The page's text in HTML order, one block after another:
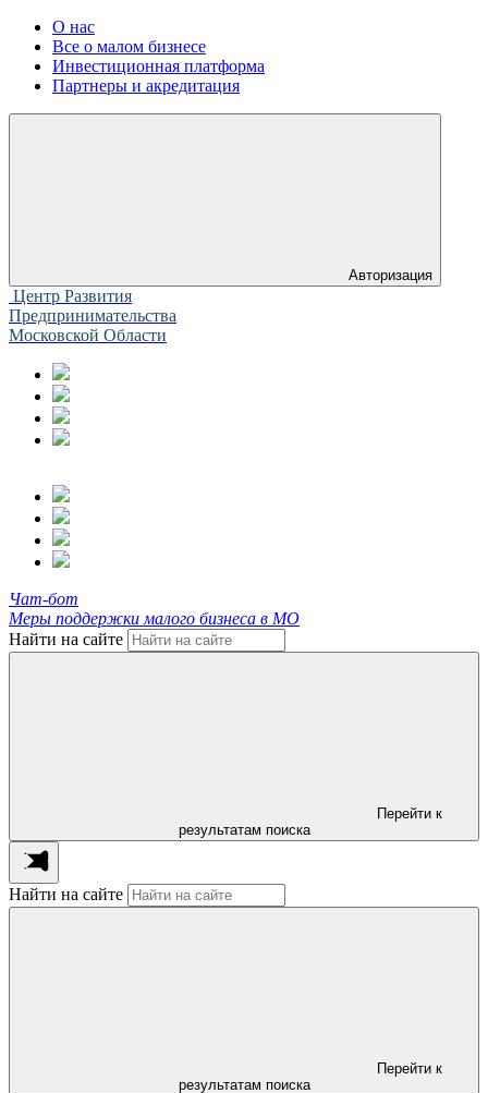
О нас
Все о малом бизнесе
Инвестиционная платформа
Партнеры и акредитация
Авторизация
Центр Развития
Предпринимательства
Московской Области
Чат-бот
Меры поддержки малого бизнеса в МО
Найти на сайте
Перейти к
результатам поиска
Найти на сайте
Перейти к
результатам поиска